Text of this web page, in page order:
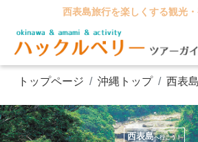
西表島旅行を楽しくする観光
トップページ 沖縄トップ 西表島
西表島へ行こう！